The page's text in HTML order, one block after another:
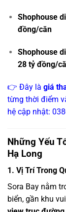
Shophouse
đồng/căn
Shophouse
28 tỷ đồng/
👉 Đây là giá
từng thời điểm
hệ cập nhật:
Những Yếu
Hạ Long
1. Vị Trí Trong
Sora Bay nằm
biển, gần khu